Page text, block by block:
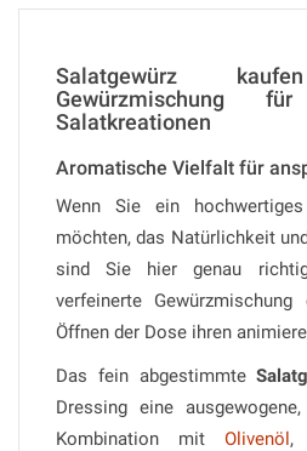
Salatgewürz
Gewürzmischung
Salatkreationen
Aromatische Vielfalt für
Wenn Sie ein hochwertiges
möchten, das Natürlichkeit
sind Sie hier genau
verfeinerte
Öffnen der Dose ihren
Das fein abgestimmte
Dressing eine
Kombination mit Olivenöl,